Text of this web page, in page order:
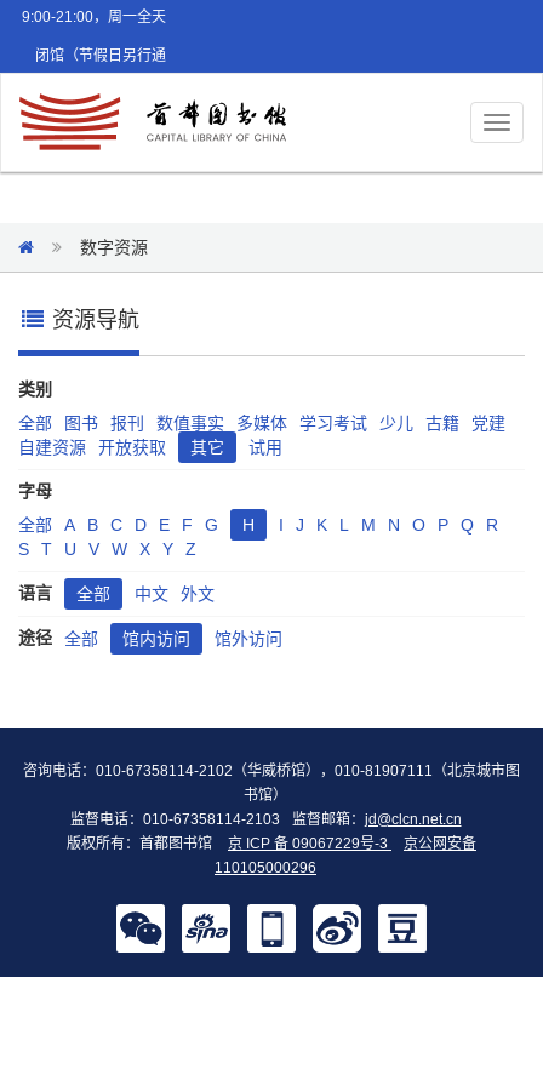
9:00-21:00，周一全天
闭馆（节假日另行通
数字资源
资源导航
类别
全部
图书 报刊 数值事实 多媒体 学习考试 少儿 古籍
党建
自建资源
开放获取 其它 试用
字母
全部
A B C D E F G H I J K L M N O P Q
R
S
T U V W X Y Z
语言 全部 中文 外文
途径 全部 馆内访问 馆外访问
咨询电话：010-67358114-2102（华威桥馆），010-81907111（北京城市图
书馆）
监督电话：010-67358114-2103
监督邮箱： jd@clcn.net.cn
版权所有：首都图书馆
京 ICP 备 09067229号-3
京公网安备
110105000296